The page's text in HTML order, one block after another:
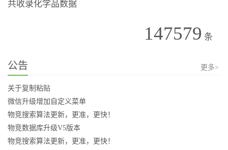
共收录化学品数据
147579 条
公告 更多>
关于复制粘贴
微信升级增加自定义菜单
物竞搜索算法更新，更准，更快！
物竞数据库升级V5版本
物竞搜索算法更新，更准，更快！